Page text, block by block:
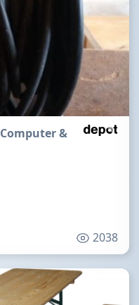
Computer &
2038